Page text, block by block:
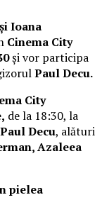
Ioana
Cinema City
și vor participa
Paul Decu.
City
de la 18:30, la
Paul Decu, alături
Azaleea
pielea